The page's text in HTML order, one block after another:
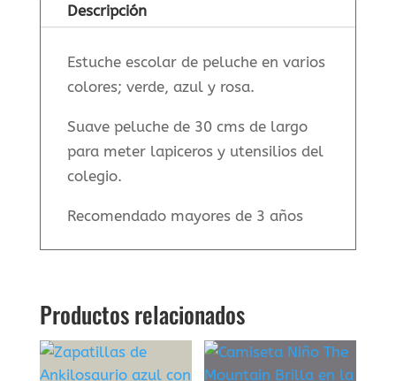
Descripción
Estuche escolar de peluche en varios
colores; verde, azul y rosa.
Suave peluche de 30 cms de largo
para meter lapiceros y utensilios del
colegio.
Recomendado mayores de 3 años
Productos relacionados